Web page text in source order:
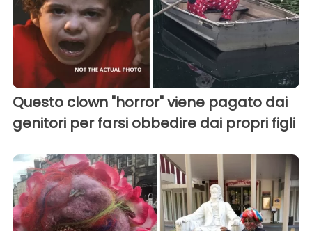
Questo clown "horror" viene pagato dai
genitori per farsi obbedire dai propri figli